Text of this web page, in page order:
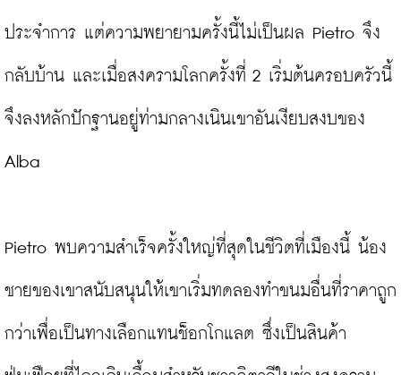
ประจำการ แต่ความพยายามครั้งนี้ไม่เป็นผล Pietro จึง
กลับบ้าน และเมื่อสงครามโลกครั้งที่ 2 เริ่มต้นครอบครัวนี้
จึงลงหลักปักฐานอยู่ท่ามกลางเนินเขาอันเงียบสงบของ
Alba
Pietro พบความสำเร็จครั้งใหญ่ที่สุดในชีวิตที่เมืองนี้ น้อง
ชายของเขาสนับสนุนให้เขาเริ่มทดลองทำขนมอื่นที่ราคาถูก
กว่าเพื่อเป็นทางเลือกแทนช็อกโกแลต ซึ่งเป็นสินค้า